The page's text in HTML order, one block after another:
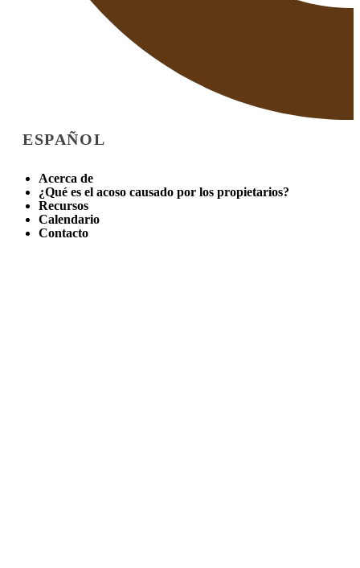
ESPAÑOL
Acerca de
¿Qué es el acoso causado por los propietarios?
Recursos
Calendario
Contacto